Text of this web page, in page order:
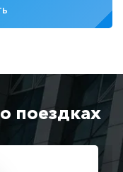
поездках